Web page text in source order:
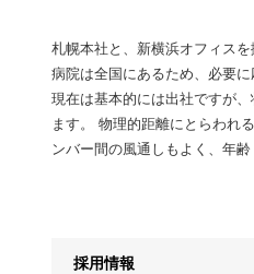
札幌本社と、新横浜オフィスを
病院は全国にあるため、必要に
現在は基本的には出社ですが
ます。 物理的距離にとらわれ
ンバー間の風通しもよく、年
採用情報